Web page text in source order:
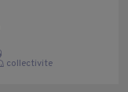
collectivite